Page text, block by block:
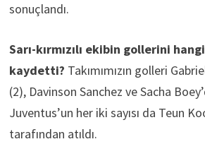
sonuçlandı.
Sarı-kırmızılı ekibin gollerini
kaydetti? Takımımızın golleri
(2), Davinson Sanchez ve Sacha
Juventus’un her iki sayısı da Teun
tarafından atıldı.